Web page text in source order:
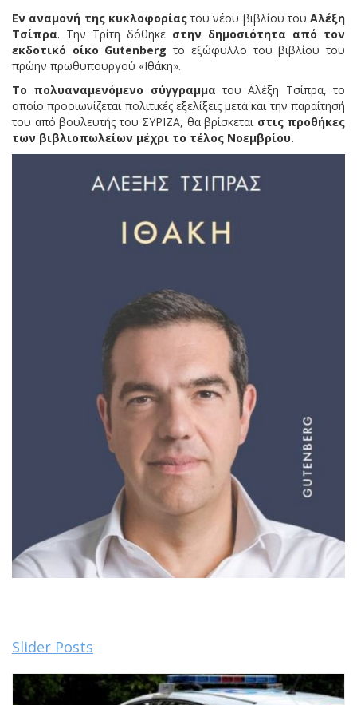
Εν αναμονή της κυκλοφορίαςτου νέου βιβλίου του Αλέξη
Τσίπρα. Την Τρίτη δόθηκε στην δημοσιότητα από τον
εκδοτικό οίκο Gutenberg το εξώφυλλο του βιβλίου του
πρώην πρωθυπουργού «Ιθάκη».
Το πολυαναμενόμενο σύγγραμμα του Αλέξη Τσίπρα, το
οποίο προοιωνίζεται πολιτικές εξελίξεις μετά και την παραίτησή
του από βουλευτής του ΣΥΡΙΖΑ, θα βρίσκεται στις προθήκες
των βιβλιοπωλείων μέχρι το τέλος Νοεμβρίου.
Slider Posts